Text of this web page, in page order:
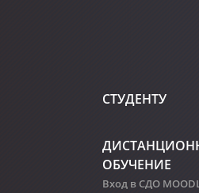
СТУДЕНТУ
ОБУЧЕНИЕ
Вход в СДО